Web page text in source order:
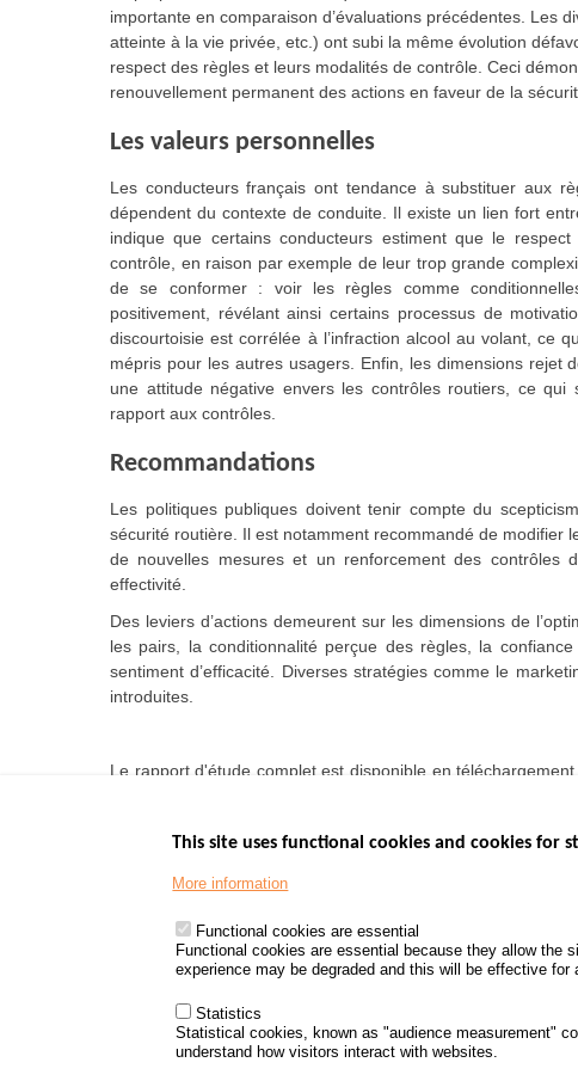
importante en comparaison d’évaluations précédentes. Les
atteinte à la vie privée, etc.) ont subi la même évolution
respect des règles et leurs modalités de contrôle. Ceci
renouvellement permanent des actions en faveur de la
Les valeurs personnelles
Les conducteurs français ont tendance à substituer aux
dépendent du contexte de conduite. Il existe un lien fort
indique que certains conducteurs estiment que le
contrôle, en raison par exemple de leur trop grande
de se conformer : voir les règles comme
positivement, révélant ainsi certains processus de
discourtoisie est corrélée à l’infraction alcool au volant, ce
mépris pour les autres usagers. Enfin, les dimensions rejet
une attitude négative envers les contrôles routiers, ce qui
rapport aux contrôles.
Recommandations
Les politiques publiques doivent tenir compte du
sécurité routière. Il est notamment recommandé de
de nouvelles mesures et un renforcement des contrôles
effectivité.
Des leviers d’actions demeurent sur les dimensions de
les pairs, la conditionnalité perçue des règles, la
sentiment d’efficacité. Diverses stratégies comme le
introduites.
Le rapport d'étude complet est disponible en
www.data.gouv.fr
www.legifrance.gouv.fr
This site uses functional cookies and cookies for
More information
Functional cookies are essential
Functional cookies are essential because they allow the
experience may be degraded and this will be effective
Statistics
Statistical cookies, known as "audience measurement"
understand how visitors interact with websites.